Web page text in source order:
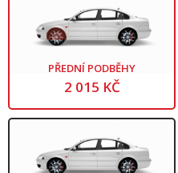
PŘEDNÍ PODBĚHY
2 015 KČ